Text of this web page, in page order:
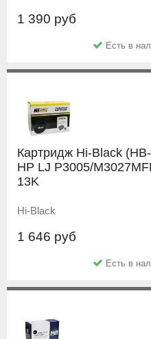
1 390 руб
Есть в
Картридж Hi-Black
HP LJ P3005/
13K
Hi-Black
1 646 руб
Есть в